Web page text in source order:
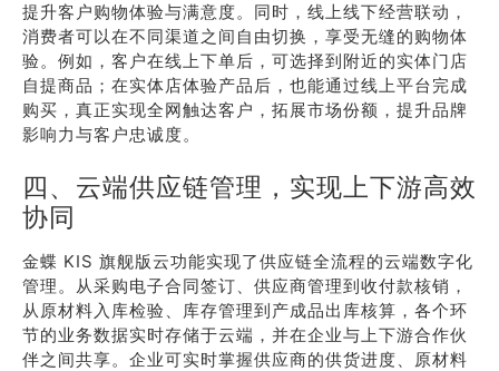
提升客户购物体验与满意度。同时，线上线下经营联动，
消费者可以在不同渠道之间自由切换，享受无缝的购物体
验。例如，客户在线上下单后，可选择到附近的实体门店
自提商品；在实体店体验产品后，也能通过线上平台完成
购买，真正实现全网触达客户，拓展市场份额，提升品牌
影响力与客户忠诚度。
四、云端供应链管理，实现上下游高效
协同
金蝶 KIS 旗舰版云功能实现了供应链全流程的云端数字化
管理。从采购电子合同签订、供应商管理到收付款核销，
从原材料入库检验、库存管理到产成品出库核算，各个环
节的业务数据实时存储于云端，并在企业与上下游合作伙
伴之间共享。企业可实时掌握供应商的供货进度、原材料